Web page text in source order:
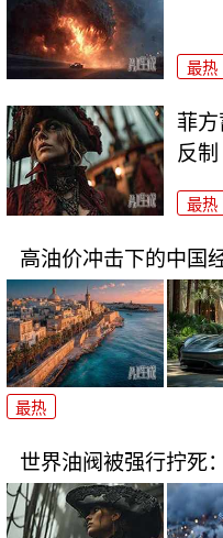
最热
菲
反制
最热
高油价冲击下的中国
最热
世界油阀被强行拧死